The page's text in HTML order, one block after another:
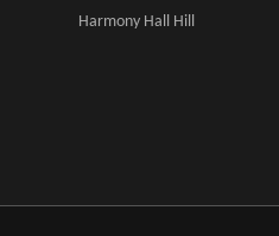
Harmony Hall Hill